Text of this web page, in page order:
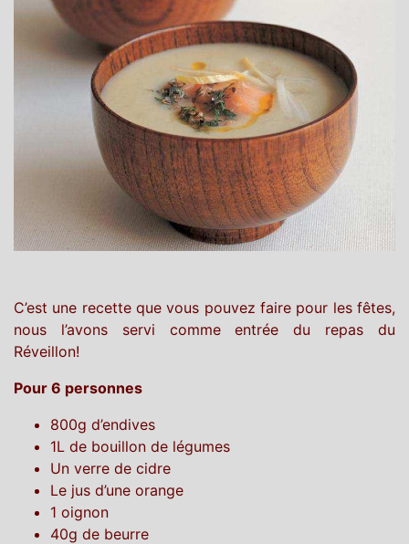
C’est une recette que vous pouvez faire pour les fêtes,
nous l’avons servi comme entrée du repas du
Réveillon!
Pour 6 personnes
800g d’endives
1L de bouillon de légumes
Un verre de cidre
Le jus d’une orange
1 oignon
40g de beurre